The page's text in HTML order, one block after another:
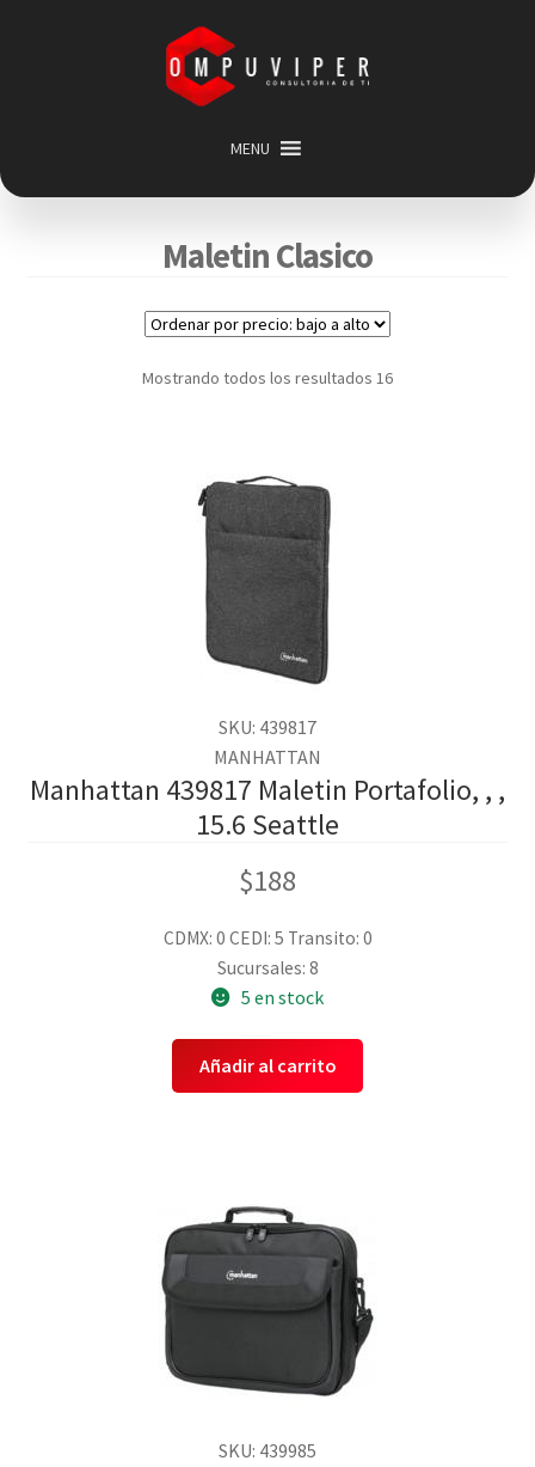
Saltar
navegación
contenido
MENU
Inicio
Categorias
Carrito
Mi cuenta
Maletin Clasico
Mostrando todos los resultados 16
SKU: 439817
MANHATTAN
Manhattan 439817 Maletin Portafolio, , ,
15.6 Seattle
$188
CDMX: 0 CEDI: 5 Transito: 0
Sucursales: 8
5 en stock
Añadir al carrito
SKU: 439985